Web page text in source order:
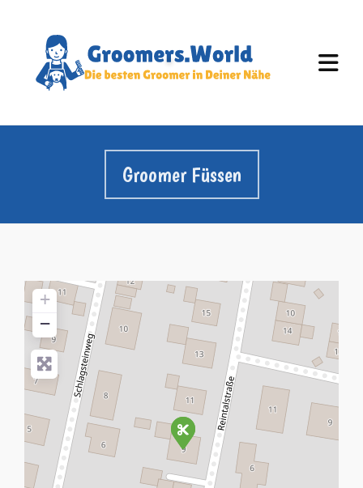
Groomer Füssen
+
−